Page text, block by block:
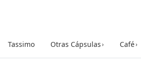
Tassimo Otras Cápsulas› Café›